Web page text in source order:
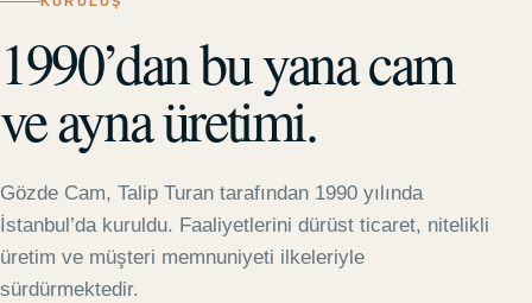
1990’dan bu yana cam
ve ayna üretimi.
Gözde Cam, Talip Turan tarafından 1990 yılında
İstanbul’da kuruldu. Faaliyetlerini dürüst ticaret, nitelikli
üretim ve müşteri memnuniyeti ilkeleriyle
sürdürmektedir.